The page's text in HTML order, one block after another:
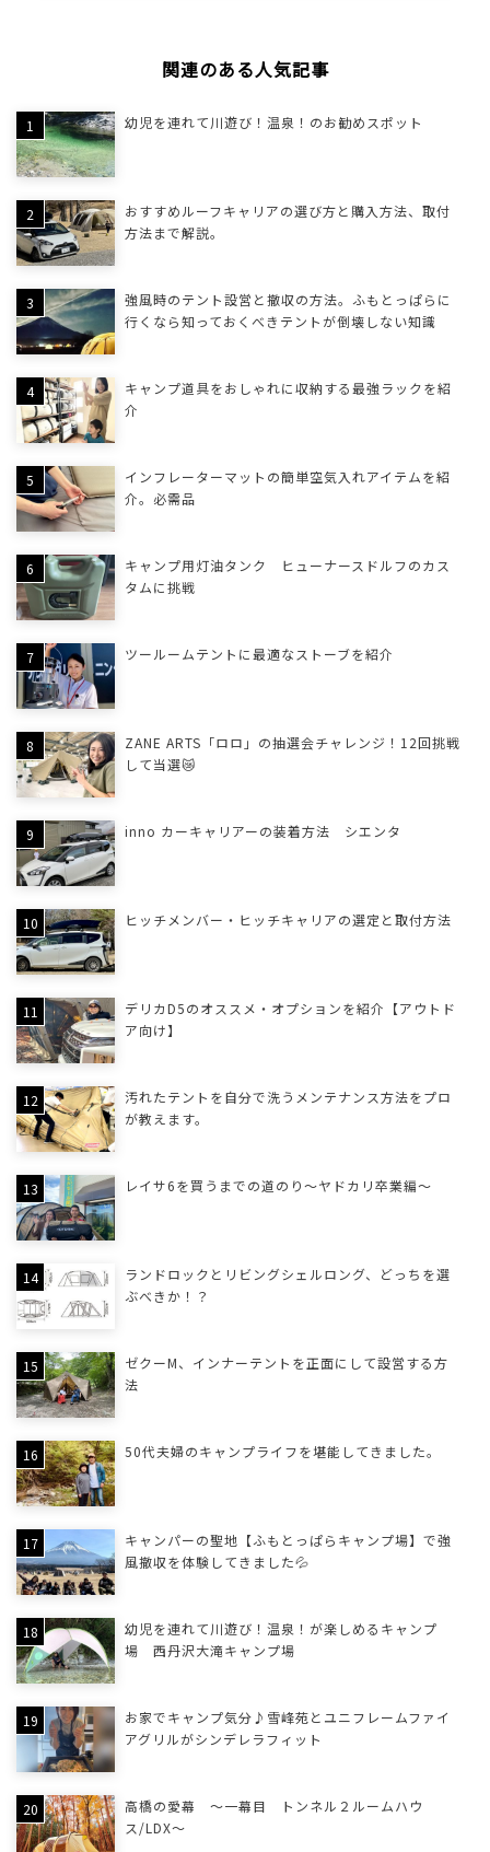
関連のある人気記事
幼児を連れて川遊び！温泉！のお勧めスポット
おすすめルーフキャリアの選び方と購入方法、取付
方法まで解説。
強風時のテント設営と撤収の方法。ふもとっぱらに
行くなら知っておくべきテントが倒壊しない知識
キャンプ道具をおしゃれに収納する最強ラックを紹
介
インフレーターマットの簡単空気入れアイテムを紹
介。必需品
キャンプ用灯油タンク ヒューナースドルフのカス
タムに挑戦
ツールームテントに最適なストーブを紹介
ZANE ARTS「ロロ」の抽選会チャレンジ！12回挑戦
して当選😿
inno カーキャリアーの装着方法 シエンタ
ヒッチメンバー・ヒッチキャリアの選定と取付方法
デリカD5のオススメ・オプションを紹介【アウトド
ア向け】
汚れたテントを自分で洗うメンテナンス方法をプロ
が教えます。
レイサ6を買うまでの道のり〜ヤドカリ卒業編〜
ランドロックとリビングシェルロング、どっちを選
ぶべきか！？
ゼクーM、インナーテントを正面にして設営する方
法
50代夫婦のキャンプライフを堪能してきました。
キャンパーの聖地【ふもとっぱらキャンプ場】で強
風撤収を体験してきました💦
幼児を連れて川遊び！温泉！が楽しめるキャンプ
場 西丹沢大滝キャンプ場
お家でキャンプ気分♪雪峰苑とユニフレームファイ
アグリルがシンデレラフィット
高橋の愛幕 ～一幕目 トンネル２ルームハウ
ス/LDX～